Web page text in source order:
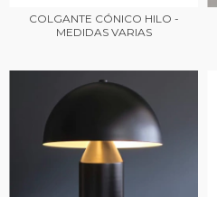
COLGANTE CÓNICO HILO -
MEDIDAS VARIAS